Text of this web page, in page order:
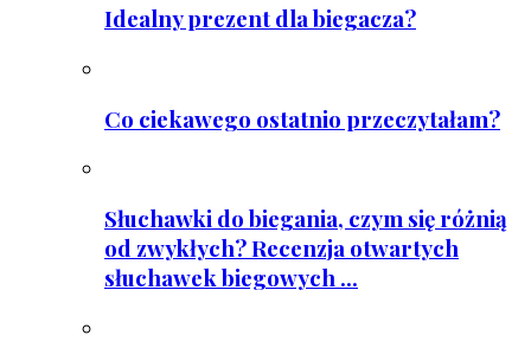
Idealny prezent dla biegacza?
Co ciekawego ostatnio przeczytałam?
Słuchawki do biegania, czym się różnią
od zwykłych? Recenzja otwartych
słuchawek biegowych ...